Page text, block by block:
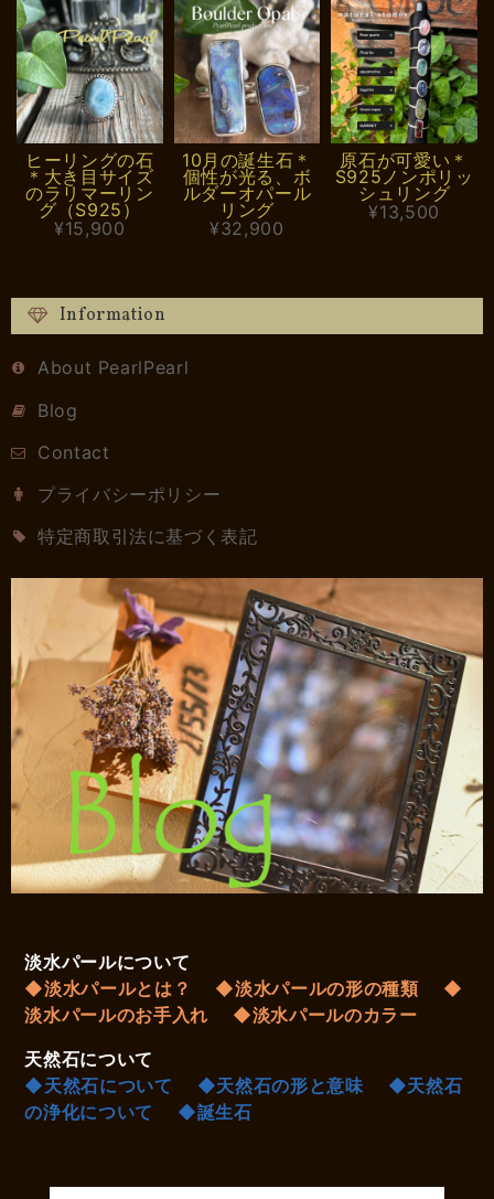
ヒーリングの石
＊大き目サイズ
のラリマーリン
グ（S925）
¥15,900
10月の誕生石＊
個性が光る、ボ
ルダーオパール
リング
¥32,900
原石が可愛い＊
S925ノンポリッ
シュリング
¥13,500
Information
About PearlPearl
Blog
Contact
プライバシーポリシー
特定商取引法に基づく表記
淡水パールについて
◆淡水パールとは？
◆淡水パールの形の種類
◆
淡水パールのお手入れ
◆淡水パールのカラー
天然石について
◆天然石について
◆天然石の形と意味
◆天然石
の浄化について
◆誕生石